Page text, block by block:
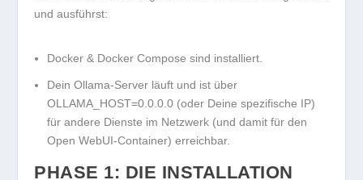
und ausführst:
Docker & Docker Compose sind installiert.
Dein Ollama-Server läuft und ist über
OLLAMA_HOST=0.0.0.0 (oder Deine spezifische IP)
für andere Dienste im Netzwerk (und damit für den
Open WebUI-Container) erreichbar.
PHASE 1: DIE INSTALLATION